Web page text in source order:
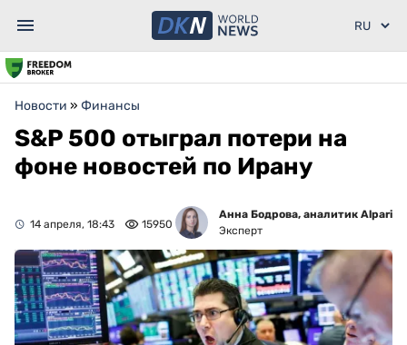
Новости » Финансы
S&P 500 отыграл потери на
фоне новостей по Ирану
14 апреля, 18:43 15950
Анна Бодрова, аналитик Alpari
Эксперт